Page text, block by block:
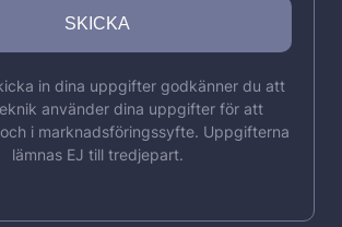
in dina uppgifter godkänner du att
använder dina uppgifter för att
i marknadsföringssyfte. Uppgifterna
lämnas EJ till tredjepart.